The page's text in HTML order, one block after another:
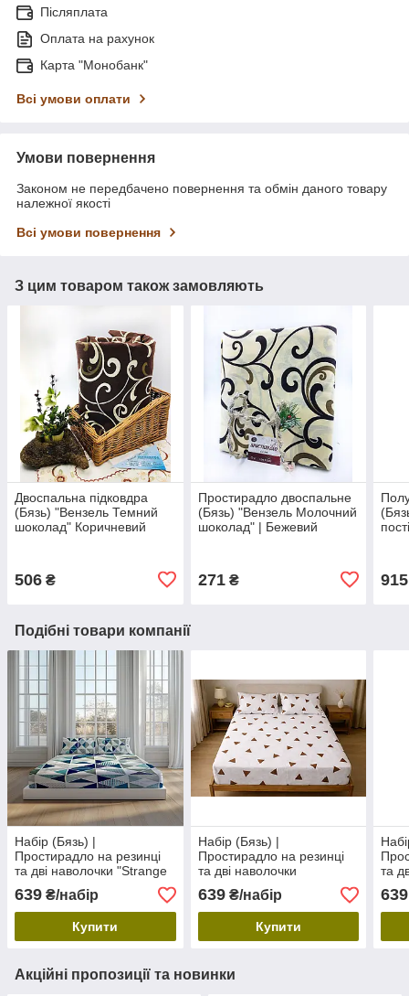
Післяплата
Оплата на рахунок
Карта "Монобанк"
Всі умови оплати
Умови повернення
Законом не передбачено повернення та обмін даного товару
належної якості
Всі умови повернення
З цим товаром також замовляють
Двоспальна підковдра
(Бязь) "Вензель Темний
шоколад" Коричневий
506 ₴
Простирадло двоспальне
(Бязь) "Вензель Молочний
шоколад" | Бежевий
271₴ 915
Подібні товари компанії
Набір (Бязь) |
Простирадло на резинці
та дві наволочки "Strange
triangles" (Оберіть розмір)
639 ₴/набір
Купити
Набір (Бязь) |
Простирадло на резинці
та дві наволочки
"Трикутнички" (Оберіть
розмір)
639₴/набір
Купити
та
639
Акційні пропозиції та новинки